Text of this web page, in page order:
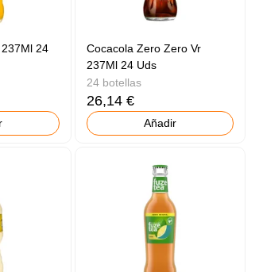
24
Cocacola Zero Zero Vr
237Ml 24 Uds
24 botellas
26,14 €
Añadir